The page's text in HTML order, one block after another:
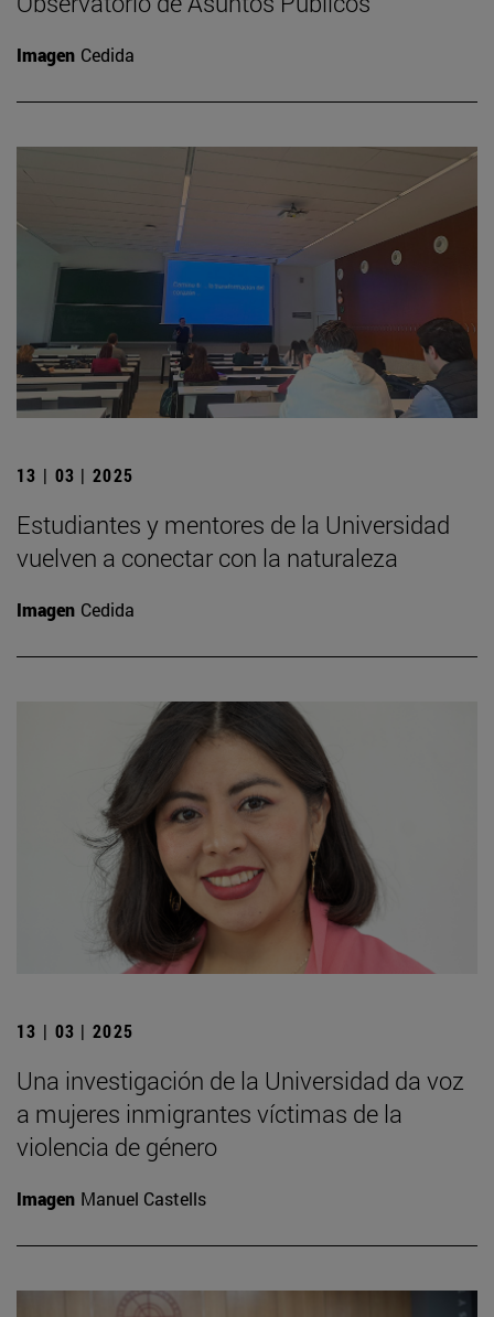
Imagen Cedida
13 | 03 | 2025
Estudiantes y mentores de la Universidad
vuelven a conectar con la naturaleza
Imagen Cedida
13 | 03 | 2025
Una investigación de la Universidad da voz
a mujeres inmigrantes víctimas de la
violencia de género
Imagen Manuel Castells